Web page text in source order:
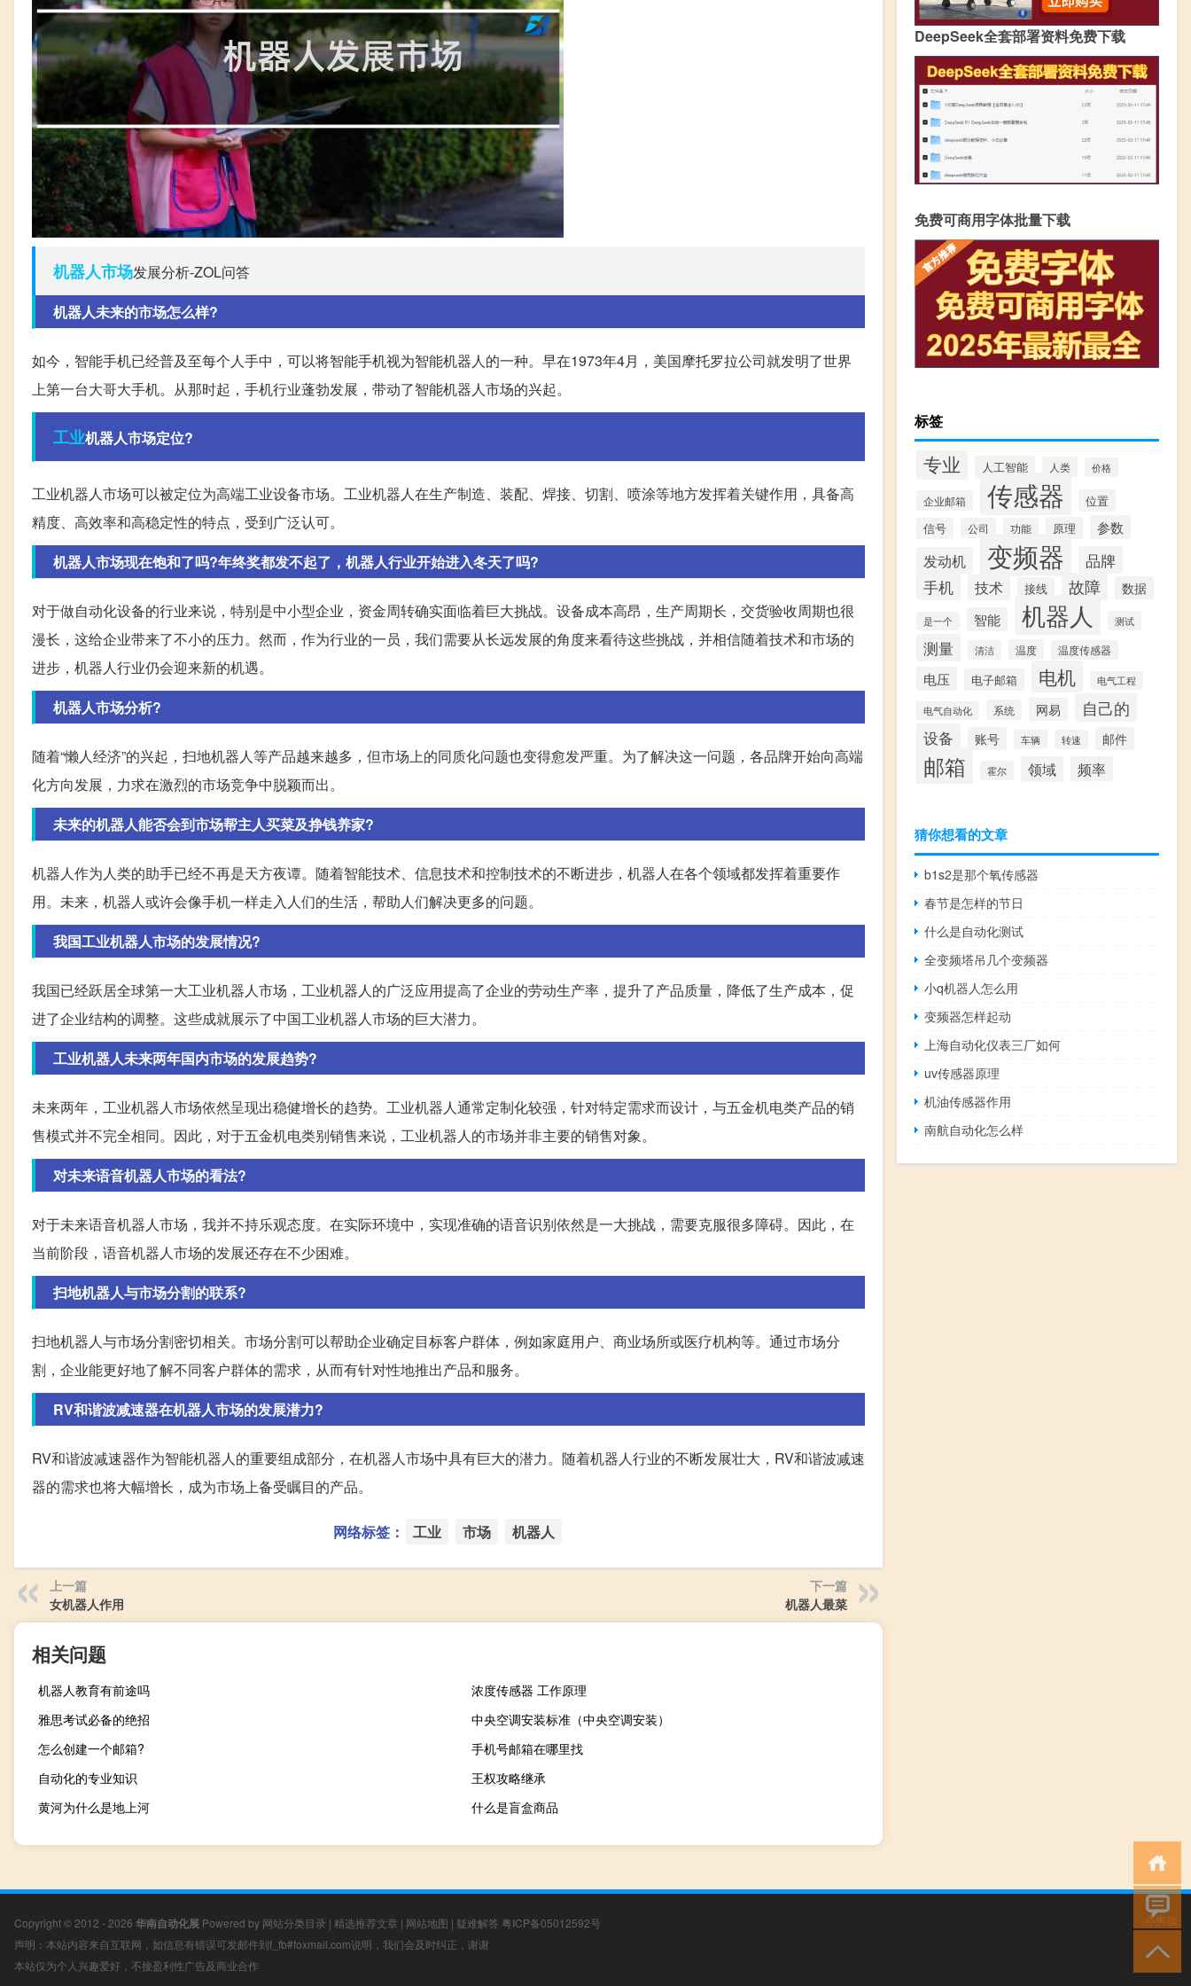
机器人市场发展分析-ZOL问答
机器人未来的市场怎么样?
如今，智能手机已经普及至每个人手中，可以将智能手机视为智能机器人的一种。早在1973年4月，美国摩托罗拉公司就发明了世界
上第一台大哥大手机。从那时起，手机行业蓬勃发展，带动了智能机器人市场的兴起。
工业机器人市场定位?
工业机器人市场可以被定位为高端工业设备市场。工业机器人在生产制造、装配、焊接、切割、喷涂等地方发挥着关键作用，具备高
精度、高效率和高稳定性的特点，受到广泛认可。
机器人市场现在饱和了吗?年终奖都发不起了，机器人行业开始进入冬天了吗?
对于做自动化设备的行业来说，特别是中小型企业，资金周转确实面临着巨大挑战。设备成本高昂，生产周期长，交货验收周期也很
漫长，这给企业带来了不小的压力。然而，作为行业的一员，我们需要从长远发展的角度来看待这些挑战，并相信随着技术和市场的
进步，机器人行业仍会迎来新的机遇。
机器人市场分析?
随着“懒人经济”的兴起，扫地机器人等产品越来越多，但市场上的同质化问题也变得愈发严重。为了解决这一问题，各品牌开始向高端
化方向发展，力求在激烈的市场竞争中脱颖而出。
未来的机器人能否会到市场帮主人买菜及挣钱养家?
机器人作为人类的助手已经不再是天方夜谭。随着智能技术、信息技术和控制技术的不断进步，机器人在各个领域都发挥着重要作
用。未来，机器人或许会像手机一样走入人们的生活，帮助人们解决更多的问题。
我国工业机器人市场的发展情况?
我国已经跃居全球第一大工业机器人市场，工业机器人的广泛应用提高了企业的劳动生产率，提升了产品质量，降低了生产成本，促
进了企业结构的调整。这些成就展示了中国工业机器人市场的巨大潜力。
工业机器人未来两年国内市场的发展趋势?
未来两年，工业机器人市场依然呈现出稳健增长的趋势。工业机器人通常定制化较强，针对特定需求而设计，与五金机电类产品的销
售模式并不完全相同。因此，对于五金机电类别销售来说，工业机器人的市场并非主要的销售对象。
对未来语音机器人市场的看法?
对于未来语音机器人市场，我并不持乐观态度。在实际环境中，实现准确的语音识别依然是一大挑战，需要克服很多障碍。因此，在
当前阶段，语音机器人市场的发展还存在不少困难。
扫地机器人与市场分割的联系?
扫地机器人与市场分割密切相关。市场分割可以帮助企业确定目标客户群体，例如家庭用户、商业场所或医疗机构等。通过市场分
割，企业能更好地了解不同客户群体的需求，从而有针对性地推出产品和服务。
RV和谐波减速器在机器人市场的发展潜力?
RV和谐波减速器作为智能机器人的重要组成部分，在机器人市场中具有巨大的潜力。随着机器人行业的不断发展壮大，RV和谐波减速
器的需求也将大幅增长，成为市场上备受瞩目的产品。
网络标签： 工业 市场 机器人
上一篇
女机器人作用
下一篇
机器人最菜
相关问题
机器人教育有前途吗
浓度传感器 工作原理
雅思考试必备的绝招
中央空调安装标准（中央空调安装）
怎么创建一个邮箱?
手机号邮箱在哪里找
自动化的专业知识
王权攻略继承
黄河为什么是地上河
什么是盲盒商品
DeepSeek全套部署资料免费下载
免费可商用字体批量下载
标签
专业 人工智能 人类 价格
企业邮箱 传感器 位置
信号 公司 功能 原理 参数
发动机 变频器 品牌
手机 技术 接线 故障 数据
是一个 智能 机器人 测试
测量 清洁 温度 温度传感器
电压 电子邮箱 电机 电气工程
电气自动化 系统 网易 自己的
设备 账号 车辆 转速 邮件
邮箱 霍尔 领域 频率
猜你想看的文章
b1s2是那个氧传感器
春节是怎样的节日
什么是自动化测试
全变频塔吊几个变频器
小q机器人怎么用
变频器怎样起动
上海自动化仪表三厂如何
uv传感器原理
机油传感器作用
南航自动化怎么样
Copyright © 2012 - 2026 华南自动化展 Powered by 网站分类目录 | 精选推荐文章 | 网站地图 | 疑难解答 粤ICP备05012592号
声明：本站内容来自互联网，如信息有错误可发邮件到f_fb#foxmail.com说明，我们会及时纠正，谢谢
本站仅为个人兴趣爱好，不接盈利性广告及商业合作
小男孩